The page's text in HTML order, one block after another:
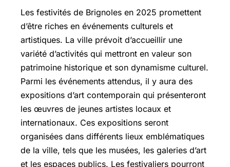
Les festivités de Brignoles en 2025 promettent
d’être riches en événements culturels et
artistiques. La ville prévoit d’accueillir une
variété d’activités qui mettront en valeur son
patrimoine historique et son dynamisme culturel.
Parmi les événements attendus, il y aura des
expositions d’art contemporain qui présenteront
les œuvres de jeunes artistes locaux et
internationaux. Ces expositions seront
organisées dans différents lieux emblématiques
de la ville, tels que les musées, les galeries d’art
et les espaces publics. Les festivaliers pourront